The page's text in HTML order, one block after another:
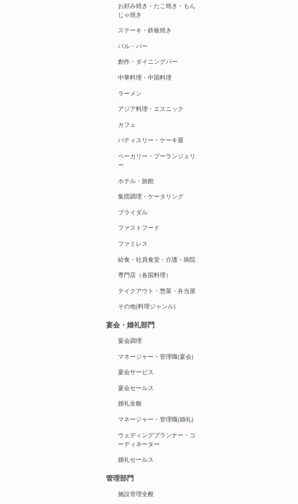
お好み焼き・たこ焼き・もん
じゃ焼き
ステーキ・鉄板焼き
バル・バー
創作・ダイニングバー
中華料理・中国料理
ラーメン
アジア料理・エスニック
カフェ
パティスリー・ケーキ屋
ベーカリー・ブーランジェリ
ー
ホテル・旅館
集団調理・ケータリング
ブライダル
ファストフード
ファミレス
給食・社員食堂・介護・病院
専門店（各国料理）
テイクアウト・惣菜・弁当屋
その他(料理ジャンル)
宴会・婚礼部門
宴会調理
マネージャー・管理職(宴会)
宴会サービス
宴会セールス
婚礼全般
マネージャー・管理職(婚礼)
ウェディングプランナー・コ
ーディネーター
婚礼セールス
管理部門
施設管理全般